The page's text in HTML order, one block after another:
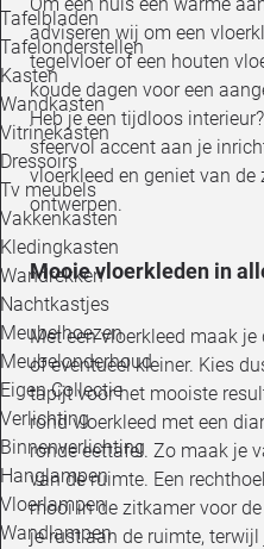
Tafelbladen
Tafelonderstellen
Kasten
Wandkasten
Vitrinekasten
Dressoirs
Tv meubels
Vakkenkasten
Kledingkasten
Wandrekken
Nachtkastjes
Meubelhoezen
Meubelonderhoud
Eigen Collectie
Verlichting
Binnenverlichting
Hanglampen
Vloerlampen
Wandlampen
adviseren wij om een
tegelvloer of een houten
koude dagen voor een
Heb je een tijdloos
sfeervol accent aan je
vloerkleed en geniet van
ontwerpen.
Mooie vloerkleden in
Met een vloerkleed maak
of eventueel kleiner. Kies
tapijt voor het mooiste
rond vloerkleed met een
ronde eettafel. Zo maak je
van de ruimte. Een
mooi in de zitkamer voor
je rust aan de ruimte,